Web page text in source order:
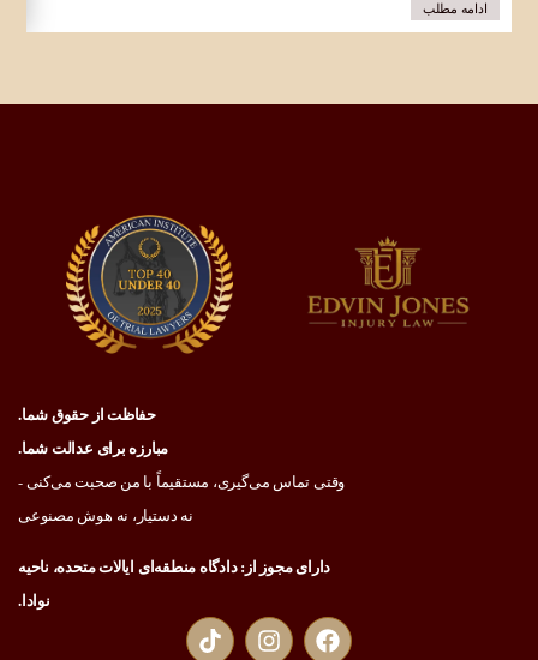
ادامه مطلب
حفاظت از حقوق شما.
مبارزه برای عدالت شما.
وقتی تماس می‌گیری، مستقیماً با من صحبت می‌کنی -
نه دستیار، نه هوش مصنوعی
دارای مجوز از: دادگاه منطقه‌ای ایالات متحده، ناحیه
نوادا.